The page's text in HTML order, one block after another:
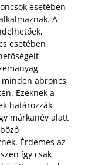
esetében
A
esetében
abroncs
Ezeknek a
határozzák
márkanév alatt
Érdemes az
így csak